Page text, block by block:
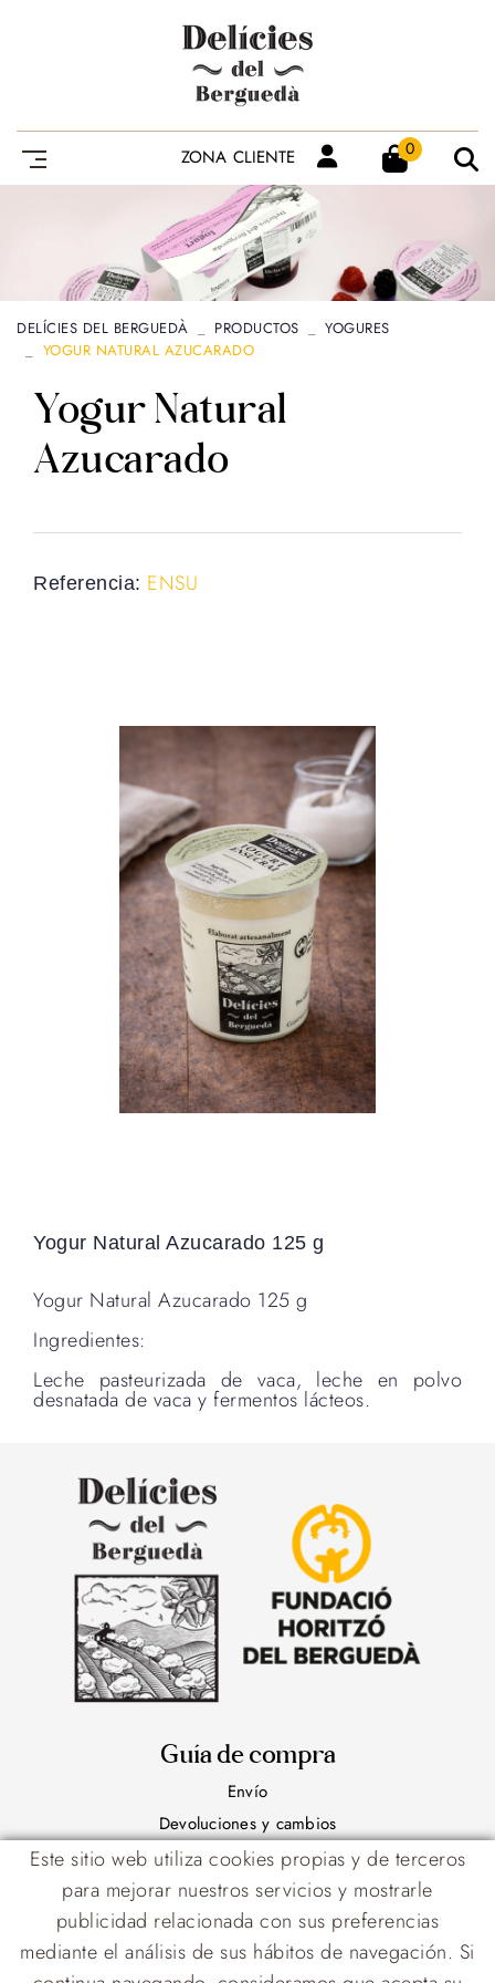
ZONA CLIENTE 0
DELÍCIES DEL BERGUEDÀ PRODUCTOS
YOGURES
YOGUR NATURAL AZUCARADO
Yogur Natural
Azucarado
Referencia: ENSU
Yogur Natural Azucarado 125 g
Yogur Natural Azucarado 125 g
Ingredientes:
Leche pasteurizada de vaca, leche en polvo
Guía de compra
Envío
Devoluciones y cambios
Contacto
938 248 331
Ctra. C-16 Km 107
08698 Cercs - Barcelona
Este sitio web utiliza cookies propias y de terceros
para mejorar nuestros servicios y mostrarle
publicidad relacionada con sus preferencias
mediante el análisis de sus hábitos de navegación. Si